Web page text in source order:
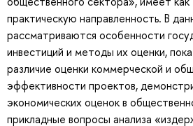
практическую направленность. В
рассматриваются особенности
инвестиций и методы их оценки,
различие оценки коммерческой и
эффективности проектов,
экономических оценок в
прикладные вопросы анализа